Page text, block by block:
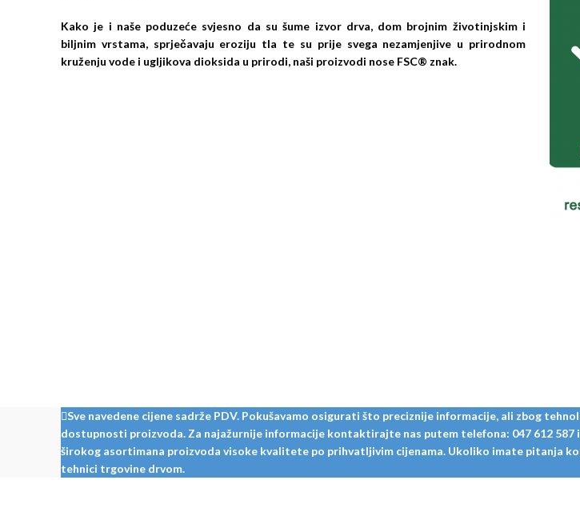
Kako je i naše poduzeće svjesno da su šume izvor drva, dom brojnim životinjskim i
biljnim vrstama, sprječavaju eroziju tla te su prije svega nezamjenjive u prirodnom
kruženju vode i ugljikova dioksida u prirodi, naši proizvodi nose FSC® znak.
Sve navedene cijene sadrže PDV. Pokušavamo osigurati što preciznije informacije, ali zbog
dostupnosti proizvoda. Za najažurnije informacije kontaktirajte nas putem telefona: 047 612
širokog asortimana proizvoda visoke kvalitete po prihvatljivim cijenama. Ukoliko imate pitanja
tehnici trgovine drvom.